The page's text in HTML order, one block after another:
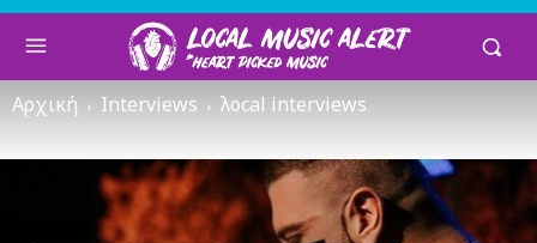
Αρχική Interviews λocal interviews